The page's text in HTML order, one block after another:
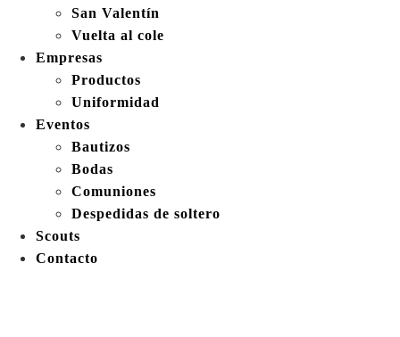
San Valentín
Vuelta al cole
Empresas
Productos
Uniformidad
Eventos
Bautizos
Bodas
Comuniones
Despedidas de soltero
Scouts
Contacto